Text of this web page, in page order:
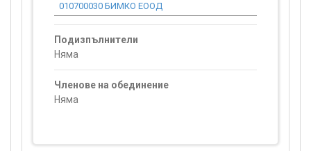
010700030 БИМКО ЕООД
Подизпълнители
Няма
Членове на обединение
Няма